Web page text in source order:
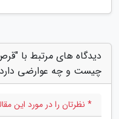
دیدگاه های مرتبط با
چیست و چه عوارضی
* نظرتان را در مورد این